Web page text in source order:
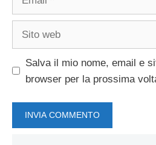
Salva il mio nome, email e
browser per la prossima